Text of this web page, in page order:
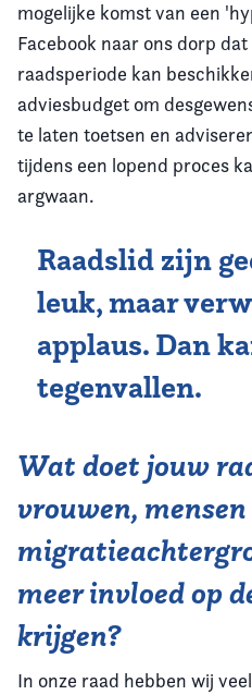
mogelijke komst van een
Facebook naar ons dorp
raadsperiode kan
adviesbudget om
te laten toetsen en
tijdens een lopend proces
argwaan.
Raadslid zijn
leuk, maar
applaus. Dan
tegenvallen.
Wat doet jouw
vrouwen,
meer invloed op
krijgen?
In onze raad hebben wij